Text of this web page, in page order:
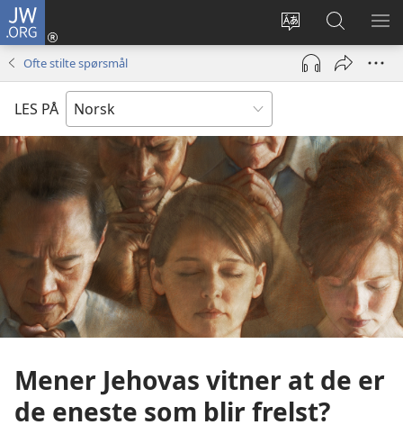
JW.ORG
Endre
språk
Logg
inn
(åpner
vindu)
Søk
på
JW.ORG
VIS
Ofte stilte spørsmål
LES PÅ
Mener Jehovas vitner at de er
de eneste som blir frelst?